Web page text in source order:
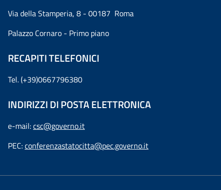
Via della Stamperia, 8 - 00187 Roma
Palazzo Cornaro - Primo piano
RECAPITI TELEFONICI
Tel. (+39)0667796380
INDIRIZZI DI POSTA ELETTRONICA
e-mail:csc@governo.it
PEC:conferenzastatocitta@pec.governo.it